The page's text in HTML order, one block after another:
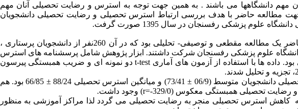
مهم دانشگاهها می باشند . به همین جهت توجه به استرس و رضایت تحصیلی آنان مهم
مطالعه حاضر با هدف بررسی ارتباط استرس تحصیلی و رضایت تحصیلی دانشجویان
علوم پزشکی رفسنجان در سال 1395 صورت گرفت.
: پژوهش حاضر یک مطالعه مقطعی و توصیفی- تحلیلی بود که در آن 260نفر از دانشجویان پرستاری ،
علوم پزشکی رفسنجان شرکت داشتند. ابزار پژوهش شامل پرسشنامه های استرس
داده ها با استفاده از آزمون های آماری t-testدو نمونه ای و ضریب همبستگی پیرسون
: میانگین رضایت تحصیلی دانشجویان متوسط (06/9 ± 73/41) و میانگین استرس تحصیلی 88/24 ± 66/85 بود. هم
تحصیلی همبستگی معکوس (329/0
-
=
(r وجود داشت.
کاهش استرس تحصیلی منجر به رضایت تحصیلی می گردد لذا مراکز آموزشی به منظور